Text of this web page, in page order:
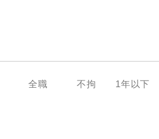
全職 不拘 1年以下